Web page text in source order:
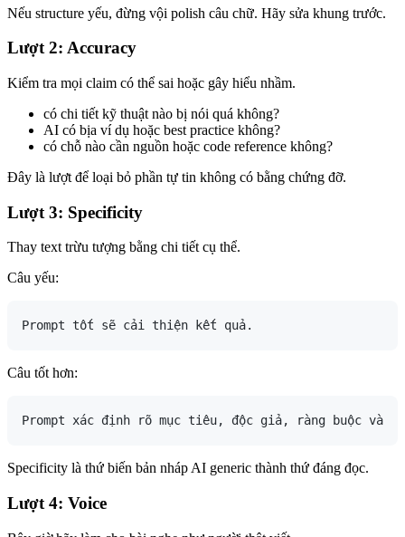
Nếu structure yếu, đừng vội polish câu chữ. Hãy sửa khung trước.
Lượt 2: Accuracy
Kiểm tra mọi claim có thể sai hoặc gây hiểu nhầm.
có chi tiết kỹ thuật nào bị nói quá không?
AI có bịa ví dụ hoặc best practice không?
có chỗ nào cần nguồn hoặc code reference không?
Đây là lượt để loại bỏ phần tự tin không có bằng chứng đỡ.
Lượt 3: Specificity
Thay text trừu tượng bằng chi tiết cụ thể.
Câu yếu:
Câu tốt hơn:
Specificity là thứ biến bản nháp AI generic thành thứ đáng đọc.
Lượt 4: Voice